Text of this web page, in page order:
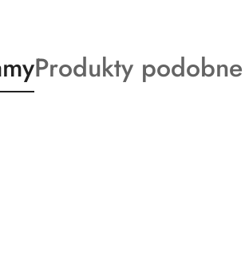
Produkty
o
Produkty podobne